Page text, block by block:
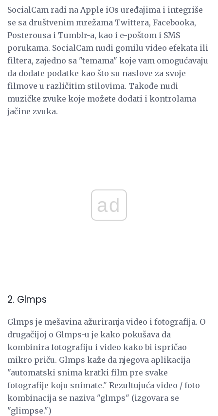
SocialCam radi na Apple iOs uređajima i integriše
se sa društvenim mrežama Twittera, Facebooka,
Posterousa i Tumblr-a, kao i e-poštom i SMS
porukama. SocialCam nudi gomilu video efekata ili
filtera, zajedno sa "temama" koje vam omogućavaju
da dodate podatke kao što su naslove za svoje
filmove u različitim stilovima. Takođe nudi
muzičke zvuke koje možete dodati i kontrolama
jačine zvuka.
ad
2. Glmps
Glmps je mešavina ažuriranja video i fotografija. O
drugačijoj o Glmps-u je kako pokušava da
kombinira fotografiju i video kako bi ispričao
mikro priču. Glmps kaže da njegova aplikacija
"automatski snima kratki film pre svake
fotografije koju snimate." Rezultujuća video / foto
kombinacija se naziva "glmps" (izgovara se
"glimpse.")